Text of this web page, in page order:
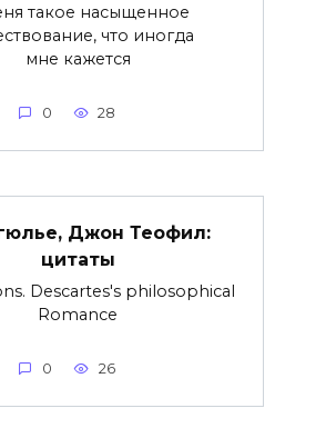
такое насыщенное
что иногда
мне кажется
0 28
Джон Теофил:
цитаты
Descartes's philosophical
Romance
0 26